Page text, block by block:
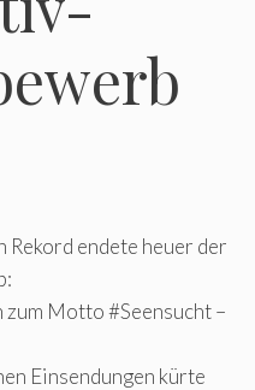
Rekord endete heuer der
Motto #Seensucht –
Einsendungen kürte